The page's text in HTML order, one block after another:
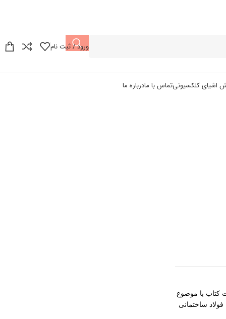
ورود / ثبت نام
اشیای کلکسیونیتماس با مادرباره ما
كتاب با موضوع
ساختمانی